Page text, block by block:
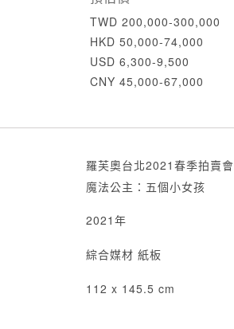
TWD 200,000-300,000
HKD 50,000-74,000
USD 6,300-9,500
CNY 45,000-67,000
羅芙奧台北2021春季拍賣
魔法公主：五個小女孩
2021年
綜合媒材 紙板
112 x 145.5 cm